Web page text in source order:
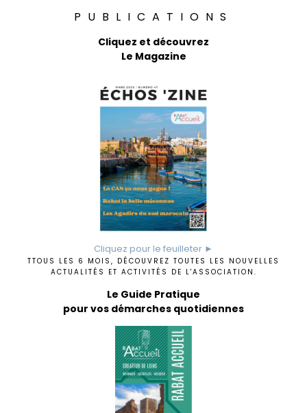
PUBLICATIONS
Cliquez et découvrez
Le Magazine
Cliquez pour le feuilleter ►
TTOUS LES 6 MOIS, DÉCOUVREZ TOUTES LES NOUVELLES
ACTUALITÉS ET ACTIVITÉS DE L'ASSOCIATION.
Le Guide Pratique
pour vos démarches quotidiennes